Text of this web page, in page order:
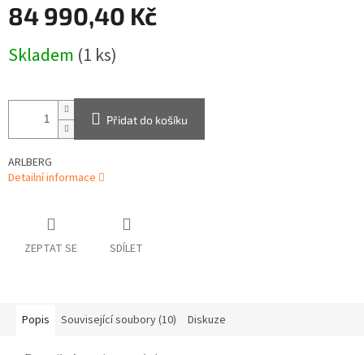
84 990,40 Kč
cena:
Skladem (1 ks)
Přidat do košíku
ARLBERG
Detailní informace
ZEPTAT SE SDÍLET
Popis Související soubory (10) Diskuze